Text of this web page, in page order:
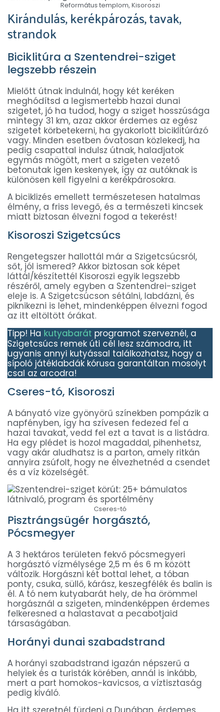
Református templom, Kisoroszi
Kirándulás, kerékpározás, tavak,
strandok
Biciklitúra a Szentendrei-sziget
legszebb részein
Mielőtt útnak indulnál, hogy két keréken
meghódítsd a legismertebb hazai dunai
szigetet, jó ha tudod, hogy a sziget hosszúsága
mintegy 31 km, azaz akkor érdemes az egész
szigetet körbetekerni, ha gyakorlott biciklitúrázó
vagy. Minden esetben óvatosan közlekedj, ha
pedig csapattal indulsz útnak, haladjatok
egymás mögött, mert a szigeten vezető
betonutak igen keskenyek, így az autóknak is
különösen kell figyelni a kerékpárosokra.
A biciklizés emellett természetesen hatalmas
élmény, a friss levegő, és a természeti kincsek
miatt biztosan élvezni fogod a tekerést!
Kisoroszi Szigetcsúcs
Rengetegszer hallottál már a Szigetcsúcsról,
sőt, jól ismered? Akkor biztosan sok képet
láttál/készítettél Kisoroszi egyik legszebb
részéről, amely egyben a Szentendrei-sziget
eleje is. A Szigetcsúcson sétálni, labdázni, és
piknikezni is lehet, mindenképpen élvezni fogod
az itt eltöltött órákat.
Tipp! Ha kutyabarát programot szerveznél, a
Szigetcsúcs remek úti cél lesz számodra, itt
ugyanis annyi kutyással találkozhatsz, hogy a
sípoló játéklabdák kórusa garantáltan mosolyt
csal az arcodra!
Cseres-tó, Kisoroszi
A bányató vize gyönyörű színekben pompázik a
napfényben, így ha szívesen fedezed fel a
hazai tavakat, vedd fel ezt a tavat is a listádra.
Ha egy plédet is hozol magaddal, pihenhetsz,
vagy akár aludhatsz is a parton, amely ritkán
annyira zsúfolt, hogy ne élvezhetnéd a csendet
és a víz közelségét.
Cseres-tó
Pisztrángsügér horgásztó,
Pócsmegyer
A 3 hektáros területen fekvő pócsmegyeri
horgásztó vízmélysége 2,5 m és 6 m között
változik. Horgászni két bottal lehet, a tóban
ponty, csuka, süllő, kárász, keszegfélék és balin is
él. A tó nem kutyabarát hely, de ha örömmel
horgásznál a szigeten, mindenképpen érdemes
felkeresned a halastavat a pecabotjaid
társaságában.
Horányi dunai szabadstrand
A horányi szabadstrand igazán népszerű a
helyiek és a turisták körében, annál is inkább,
mert a part homokos-kavicsos, a víztisztaság
pedig kiváló.